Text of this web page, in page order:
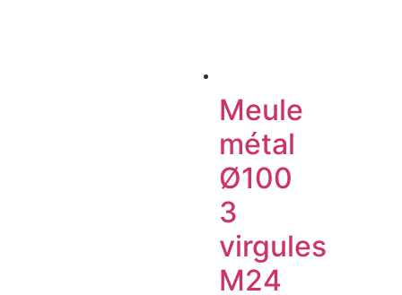
Meule
métal
Ø100
3
virgules
M24